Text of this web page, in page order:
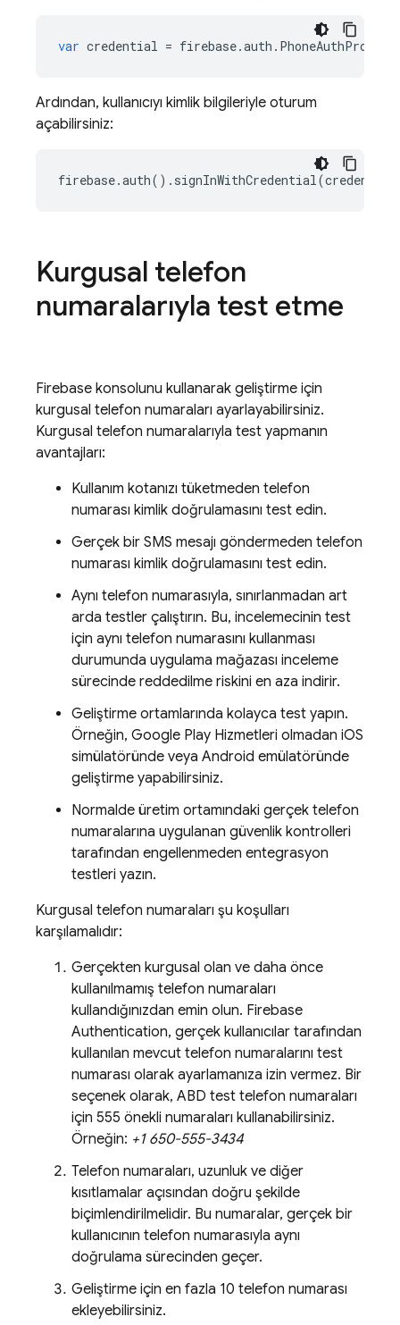
var credential = firebase.auth .
Ardından, kullanıcıyı kimlik bilgileriyle oturum
açabilirsiniz:
Kurgusal telefon
numaralarıyla test etme
Firebase konsolunu kullanarak geliştirme için
kurgusal telefon numaraları ayarlayabilirsiniz.
Kurgusal telefon numaralarıyla test yapmanın
avantajları:
Kullanım kotanızı tüketmeden telefon
numarası kimlik doğrulamasını test edin.
Gerçek bir SMS mesajı göndermeden telefon
numarası kimlik doğrulamasını test edin.
Aynı telefon numarasıyla, sınırlanmadan art
arda testler çalıştırın. Bu, incelemecinin test
için aynı telefon numarasını kullanması
durumunda uygulama mağazası inceleme
sürecinde reddedilme riskini en aza indirir.
Geliştirme ortamlarında kolayca test yapın.
Örneğin, Google Play Hizmetleri olmadan iOS
simülatöründe veya Android emülatöründe
geliştirme yapabilirsiniz.
Normalde üretim ortamındaki gerçek telefon
numaralarına uygulanan güvenlik kontrolleri
tarafından engellenmeden entegrasyon
testleri yazın.
Kurgusal telefon numaraları şu koşulları
karşılamalıdır:
Gerçekten kurgusal olan ve daha önce
kullanılmamış telefon numaraları
kullandığınızdan emin olun. Firebase
Authentication, gerçek kullanıcılar tarafından
kullanılan mevcut telefon numaralarını test
numarası olarak ayarlamanıza izin vermez. Bir
seçenek olarak, ABD test telefon numaraları
için 555 önekli numaraları kullanabilirsiniz.
Örneğin: +1 650-555-3434
Telefon numaraları, uzunluk ve diğer
kısıtlamalar açısından doğru şekilde
biçimlendirilmelidir. Bu numaralar, gerçek bir
kullanıcının telefon numarasıyla aynı
doğrulama sürecinden geçer.
Geliştirme için en fazla 10 telefon numarası
ekleyebilirsiniz.